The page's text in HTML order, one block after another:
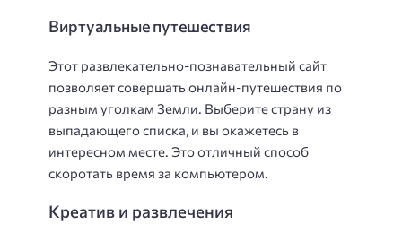
Виртуальные путешествия
Этот развлекательно-познавательный сайт
позволяет совершать онлайн-путешествия по
разным уголкам Земли. Выберите страну из
выпадающего списка, и вы окажетесь в
интересном месте. Это отличный способ
скоротать время за компьютером.
Креатив и развлечения